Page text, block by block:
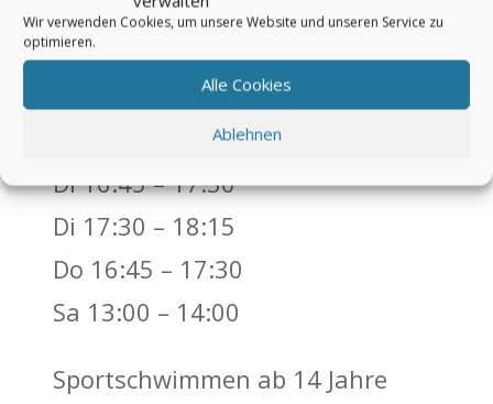
Wir verwenden Cookies, um unsere Website und unseren Service zu
optimieren.
Alle Cookies
Ablehnen
Di 16:45 – 17:30
Do 16:00 – 16:45
Aufbaugruppe 3: 12 – 15 Jahre
Di 16:45 – 17:30
Di 17:30 – 18:15
Do 16:45 – 17:30
Sa 13:00 – 14:00
Sportschwimmen ab 14 Jahre